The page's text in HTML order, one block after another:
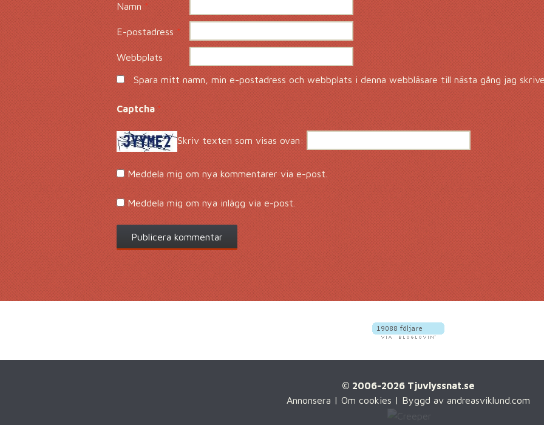
Namn*
E-postadress *
Webbplats
Spara mitt namn, min e-postadress och webbplats i denna webbläsare till nästa gång jag
Captcha*
Skriv texten som visas ovan:
Meddela mig om nya kommentarer via e-post.
Meddela mig om nya inlägg via e-post.
© 2006-2026 Tjuvlyssnat.se
Annonsera | Om cookies | Byggd av andreasviklund.com